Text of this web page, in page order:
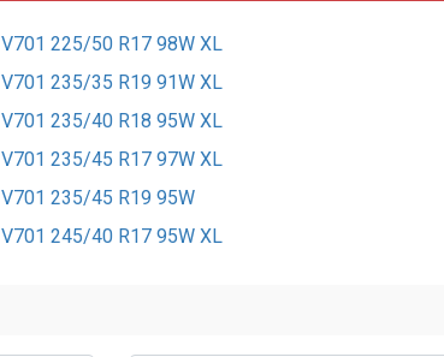
225/50 R17 98W XL
235/35 R19 91W XL
235/40 R18 95W XL
235/45 R17 97W XL
235/45 R19 95W
245/40 R17 95W XL